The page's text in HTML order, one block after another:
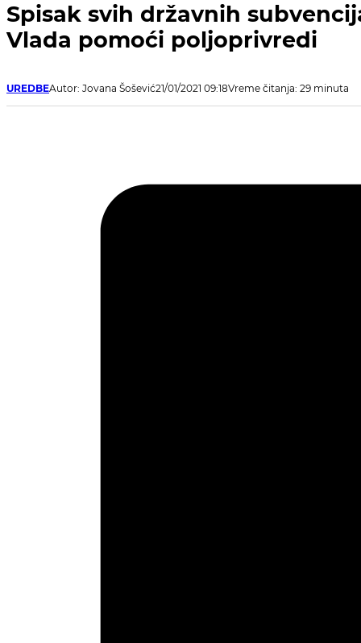
Spisak svih državnih
Vlada pomoći poljoprivredi
UREDBEAutor: Jovana Šošević21/01/2021 09:18Vreme čitanja: 29 minuta